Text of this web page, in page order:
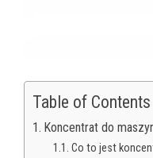
Table of Contents
Koncentrat do
Co to jest